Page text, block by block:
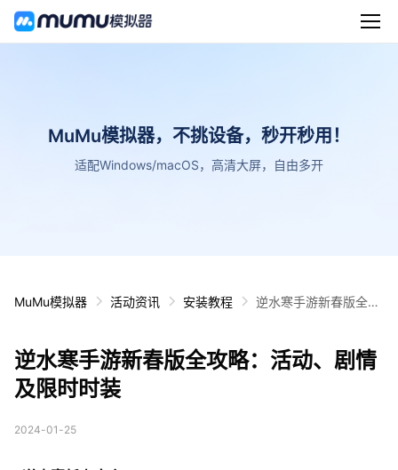
MuMu模拟器，不挑设备，秒开秒用！
适配Windows/macOS，高清大屏，自由多开
MuMu模拟器 活动资讯 安装教程
逆水寒手游新春版全攻
逆水寒手游新春版全攻略：活动、剧情
及限时时装
2024-01-25